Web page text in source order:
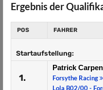
Ergebnis der
POS FAHRER
Startaufstellung:
1.
Patrick
Forsythe Racing
Lola B02/00 -